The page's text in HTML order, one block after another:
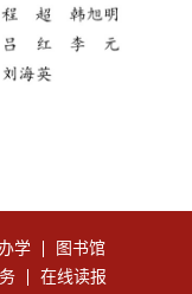
学
图书馆
在线读报